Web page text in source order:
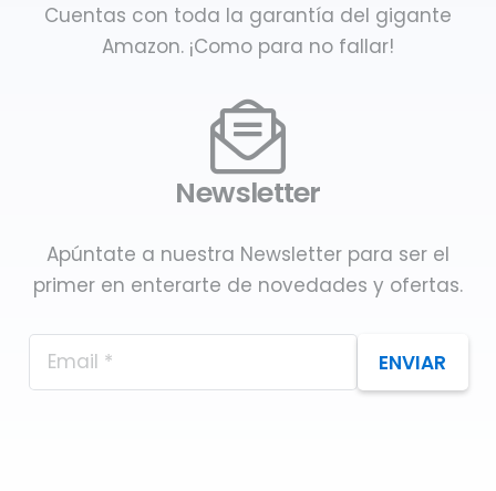
Cuentas con toda la garantía del gigante
Amazon. ¡Como para no fallar!
Newsletter
Apúntate a nuestra Newsletter para ser el
primer en enterarte de novedades y ofertas.
ENVIAR